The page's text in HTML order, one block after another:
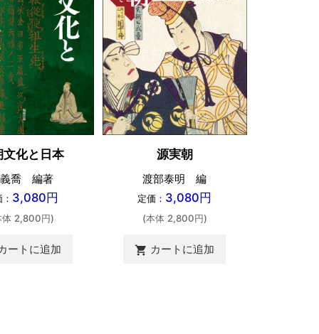
文化と日本
喬 編著
3,080円
体 2,800円)
ートに追加
源実朝
渡部泰明 編
定価： 3,080円
(本体 2,800円)
shopping_cart カートに追加